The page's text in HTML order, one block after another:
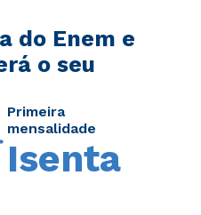
do Enem e
o seu
Primeira
mensalidade
Isenta